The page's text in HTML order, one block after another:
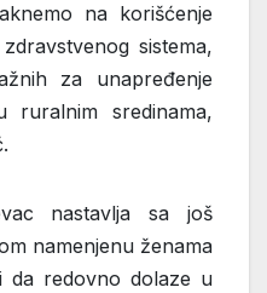
na korišćenje
sistema,
za unapređenje
ruralnim sredinama,
nastavlja sa još
namenjenu ženama
da redovno dolaze u